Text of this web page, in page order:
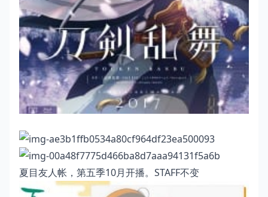
夏目友人帐，第五季10月开播。STAFF不变